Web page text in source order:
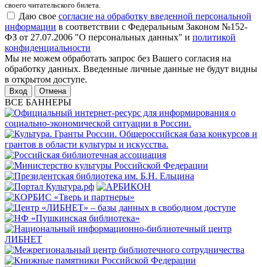
своего читательского билета.
Даю свое согласие на обработку введенной персональной
информации в соответствии с Федеральным Законом №152-
ФЗ от 27.07.2006 "О персональных данных" и политикой
конфиденциальности
Мы не можем обработать запрос без Вашего согласия на
обработку данных. Введенные личные данные не будут видны
в открытом доступе.
Отмена
ВСЕ БАННЕРЫ